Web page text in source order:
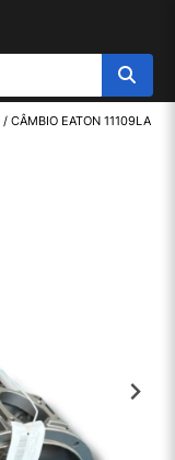
/ CÂMBIO EATON 11109LA